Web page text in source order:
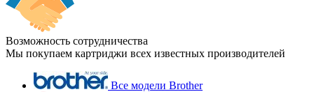
Возможность сотрудничества
Мы покупаем картриджи всех известных производителей
Все модели Brother